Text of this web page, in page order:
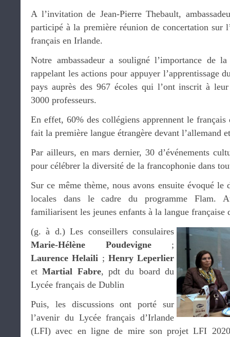
A l’invitation de Jean-Pierre Thebault,
participé à la première réunion de concertation sur
français en Irlande.
Notre ambassadeur a souligné l’importance de
rappelant les actions pour appuyer l’apprentissage
pays auprès des 967 écoles qui l’ont inscrit à
3000 professeurs.
En effet, 60% des collégiens apprennent le français
fait la première langue étrangère devant l’allemand
Par ailleurs, en mars dernier, 30 d’événements
pour célébrer la diversité de la francophonie dans
Sur ce même thème, nous avons ensuite évoqué le
locales dans le cadre du programme Flam.
familiarisent les jeunes enfants à la langue française
(g. à d.) Les conseillers consulaires
Marie-Hélène Poudevigne ;
Laurence Helaili ; Henry Leperlier
et Martial Fabre, pdt du board du
Lycée français de Dublin
Puis, les discussions ont porté sur
l’avenir du Lycée français d’Irlande
(LFI) avec en ligne de mire son projet LFI